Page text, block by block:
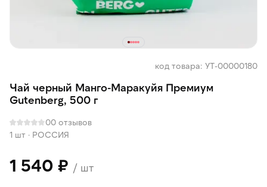
код товара: УТ-00000180
Чай черный Манго-Маракуйя Премиум
Gutenberg, 500 г
00 отзывов
1 шт · РОССИЯ
1 540 ₽ / шт